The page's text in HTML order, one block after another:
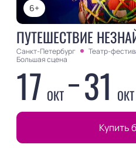
6+
ПУТЕШЕСТВИЕ
Санкт-Петербург
Театр-
Большая сцена
17 ОКТ 31 ОКТ
Купить